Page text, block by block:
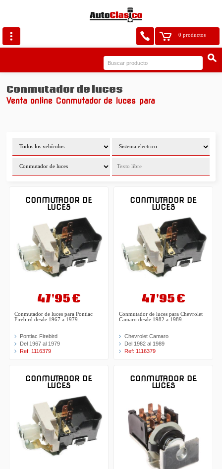
0 productos
Conmutador de luces
Venta online Conmutador de luces para
CONMUTADOR DE
LUCES
47'95 €
Conmutador de luces para Pontiac
Firebird desde 1967 a 1979.
Pontiac Firebird
Del 1967 al 1979
Ref: 1116379
CONMUTADOR DE
LUCES
CONMUTADOR DE
LUCES
47'95 €
Conmutador de luces para Chevrolet
Camaro desde 1982 a 1989.
Chevrolet Camaro
Del 1982 al 1989
Ref: 1116379
CONMUTADOR DE
LUCES